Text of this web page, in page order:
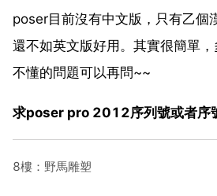
poser目前沒有中文版，只有乙個
還不如英文版好用。其實很簡單
不懂的問題可以再問~~
求poser pro 2012序列號或者序
8樓：野馬雕塑